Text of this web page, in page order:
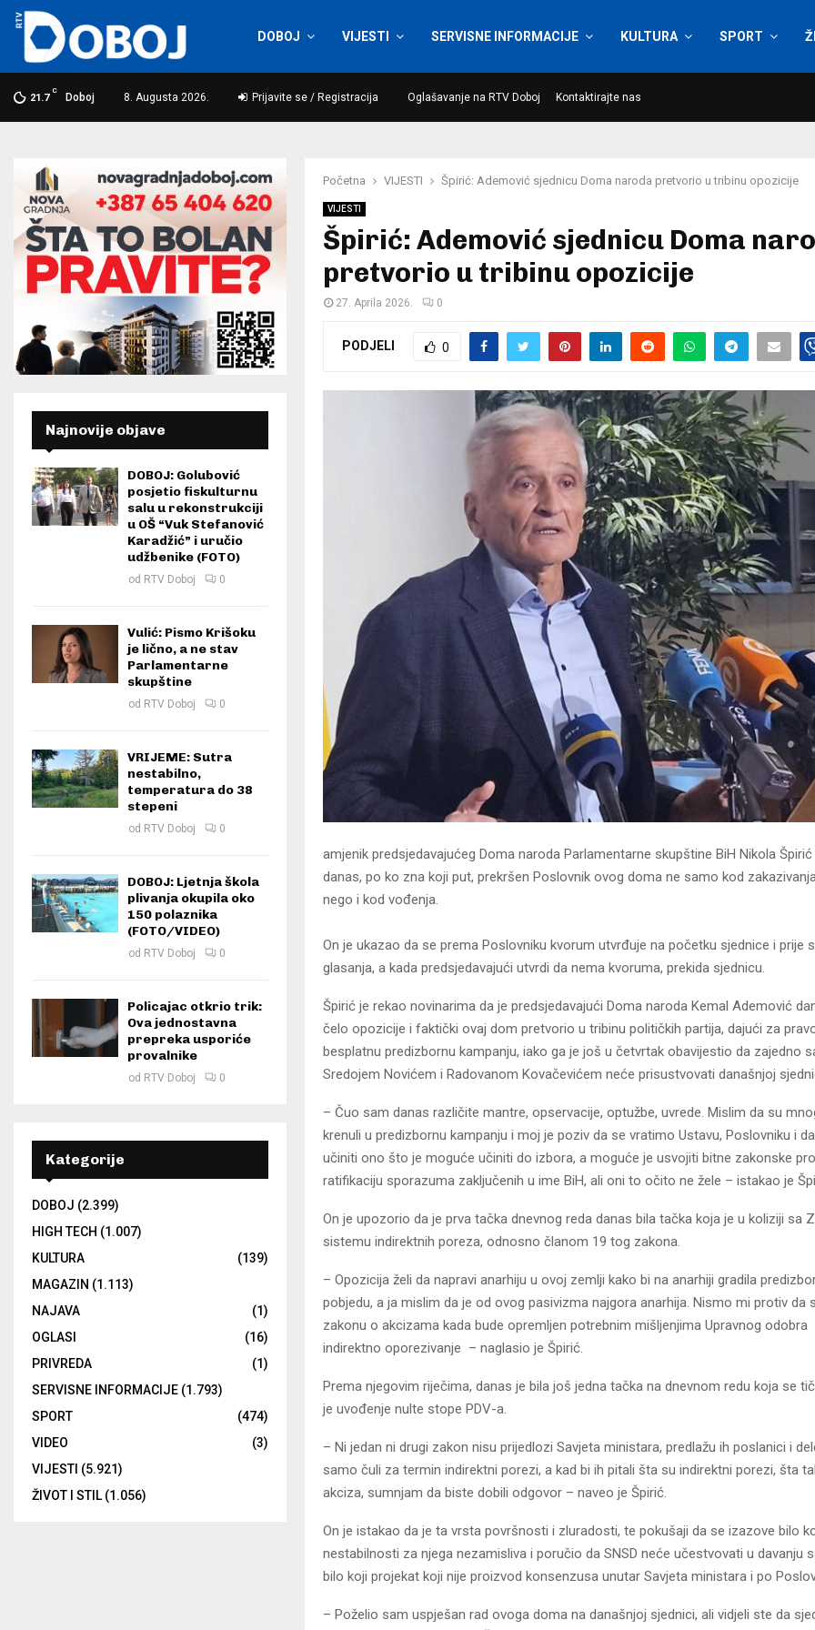
DOBOJ VIJESTI SERVISNE INFORMACIJE KULTURA SPORT
21.7
C
Doboj 8. Augusta 2026. Prijavite se / Registracija Oglašavanje na RTV Doboj Kontaktirajte nas
Početna VIJESTI Špirić: Ademović sjednicu Doma naroda pretvorio u tribinu opozicije
VIJESTI
Špirić: Ademović sjednicu Doma
pretvorio u tribinu opozicije
27. Aprila 2026. 0
PODJELI 0
amjenik predsjedavajućeg Doma naroda Parlamentarne skupštine BiH Nikola
danas, po ko zna koji put, prekršen Poslovnik ovog doma ne samo kod
nego i kod vođenja.
On je ukazao da se prema Poslovniku kvorum utvrđuje na početku sjednice i prije
glasanja, a kada predsjedavajući utvrdi da nema kvoruma, prekida sjednicu.
Špirić je rekao novinarima da je predsjedavajući Doma naroda Kemal Ademović
čelo opozicije i faktički ovaj dom pretvorio u tribinu političkih partija, dajući za
besplatnu predizbornu kampanju, iako ga je još u četvrtak obavijestio da zajedno
Sredojem Novićem i Radovanom Kovačevićem neće prisustvovati današnjoj
– Čuo sam danas različite mantre, opservacije, optužbe, uvrede. Mislim da su
krenuli u predizbornu kampanju i moj je poziv da se vratimo Ustavu, Poslovniku i
učiniti ono što je moguće učiniti do izbora, a moguće je usvojiti bitne zakonske
ratifikaciju sporazuma zaključenih u ime BiH, ali oni to očito ne žele – istakao je
On je upozorio da je prva tačka dnevnog reda danas bila tačka koja je u koliziji sa
sistemu indirektnih poreza, odnosno članom 19 tog zakona.
– Opozicija želi da napravi anarhiju u ovoj zemlji kako bi na anarhiji gradila
pobjedu, a ja mislim da je od ovog pasivizma najgora anarhija. Nismo mi protiv da
zakonu o akcizama kada bude opremljen potrebnim mišljenjima Upravnog odobra
indirektno oporezivanje – naglasio je Špirić.
Prema njegovim riječima, danas je bila još jedna tačka na dnevnom redu koja se
je uvođenje nulte stope PDV-a.
– Ni jedan ni drugi zakon nisu prijedlozi Savjeta ministara, predlažu ih poslanici i
samo čuli za termin indirektni porezi, a kad bi ih pitali šta su indirektni porezi, šta
akciza, sumnjam da biste dobili odgovor – naveo je Špirić.
On je istakao da je ta vrsta površnosti i zluradosti, te pokušaji da se izazove bilo
nestabilnosti za njega nezamisliva i poručio da SNSD neće učestvovati u davanju
bilo koji projekat koji nije proizvod konsenzusa unutar Savjeta ministara i po
– Poželio sam uspješan rad ovoga doma na današnjoj sjednici, ali vidjeli ste da
Najnovije objave
DOBOJ: Golubović
posjetio fiskulturnu
salu u rekonstrukciji
u OŠ “Vuk Stefanović
Karadžić” i uručio
udžbenike (FOTO)
od RTV Doboj 0
Vulić: Pismo Krišoku
je lično, a ne stav
Parlamentarne
skupštine
od RTV Doboj 0
VRIJEME: Sutra
nestabilno,
temperatura do 38
stepeni
od RTV Doboj 0
DOBOJ: Ljetnja škola
plivanja okupila oko
150 polaznika
(FOTO/VIDEO)
od RTV Doboj 0
Policajac otkrio trik:
Ova jednostavna
prepreka usporiće
provalnike
od RTV Doboj 0
Kategorije
DOBOJ (2.399)
HIGH TECH (1.007)
KULTURA
(139)
MAGAZIN (1.113)
NAJAVA
(1)
OGLASI
(16)
PRIVREDA
(1)
SERVISNE INFORMACIJE (1.793)
SPORT
(474)
VIDEO
(3)
VIJESTI (5.921)
ŽIVOT I STIL(1.056)